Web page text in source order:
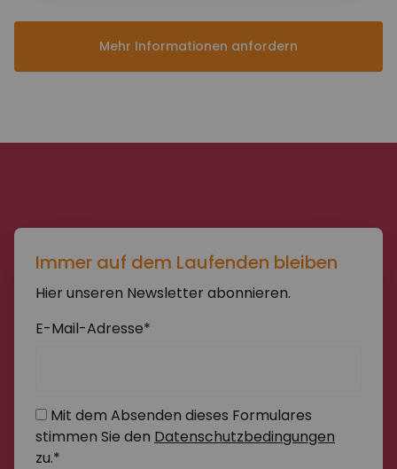
Mehr Informationen anfordern
Immer auf dem Laufenden bleiben
Hier unseren Newsletter abonnieren.
E-Mail-Adresse*
Mit dem Absenden dieses Formulares
stimmen Sie den Datenschutzbedingungen
zu.*